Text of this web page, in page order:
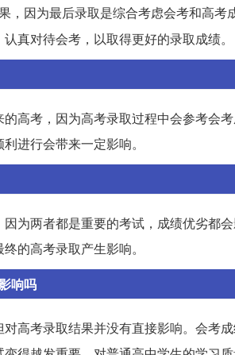
，因为最后录取是综合考虑会考和高
真对待会考，以取得更好的录取成绩。
高考，因为高考录取过程中会参考会
进行会带来一定影响。
为两者都是重要的考试，成绩优劣都
的高考录取产生影响。
响吗
高考录取结果并没有直接影响。会考